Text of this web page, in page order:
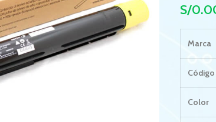
S/
Marca
Código
Color